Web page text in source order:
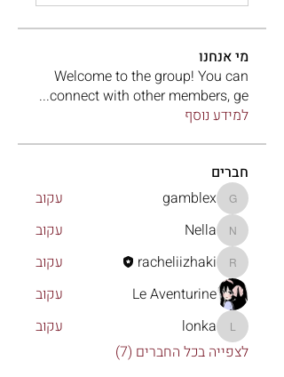
מי אנחנו
Welcome to the group! You can
connect with other members, ge
...
למידע נוסף
חברים
gamblex
gamblex עקוב
Nella
Nella עקוב
racheliizhaki
racheliizhaki
עקוב
Le Aventurine
עקוב
lonka
lonka
עקוב
לצפייה בכל החברים (7)